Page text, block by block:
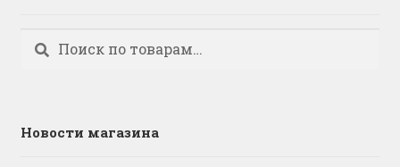
Искать:
Поиск
Новости магазина